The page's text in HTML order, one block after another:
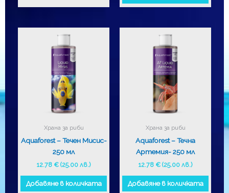
Храна за риби
Aquaforest – Течен Мисис-
250 мл
12.78 € (25.00 лв.)
Добавяне в количката
Храна за риби
Aquaforest – Течна
Артемия- 250 мл
12.78 € (25.00 лв.)
Добавяне в количката